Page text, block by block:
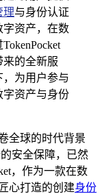
理与身份认证
字资产，在数
来的全新服
为用户参与
字资产与身份
全球的时代背景
安全保障，已然
，作为一款在数
心打造的创建身份